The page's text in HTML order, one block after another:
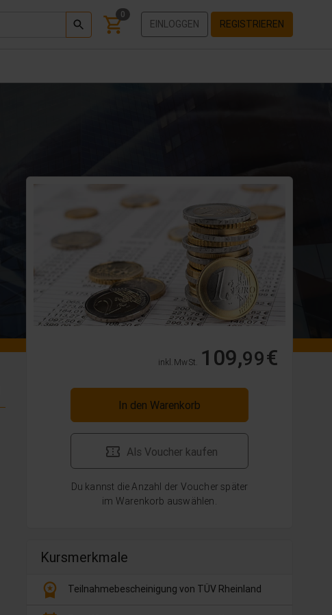
0
EINLOGGEN REGISTRIEREN
inkl. MwSt. 109,99€
In den Warenkorb
Als Voucher kaufen
Du kannst die Anzahl der Voucher später
im Warenkorb auswählen.
Kursmerkmale
workspace_premium Teilnahmebescheinigung von TÜV Rheinland